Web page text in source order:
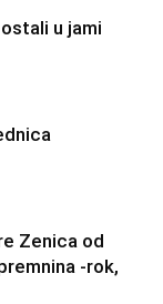
u jami
Zenica od
-rok,